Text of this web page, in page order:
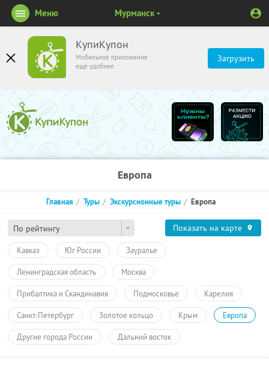
КупиКупон
Мобильное приложение
ещё удобнее
Загрузить
Меню Мурманск
Европа
По рейтингу
Главная Туры Экскурсионные туры Европа
Показать на карте
Кавказ Юг России Зауралье
Ленинградская область Москва
Прибалтика и Скандинавия Подмосковье Карелия
Санкт-Петербург Золотое кольцо Крым Европа
Другие города России Дальний восток